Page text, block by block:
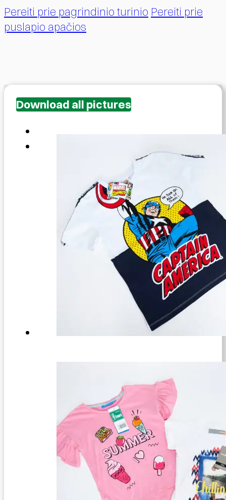
Pereiti prie pagrindinio turinio Pereiti prie
puslapio apačios
Download all pictures